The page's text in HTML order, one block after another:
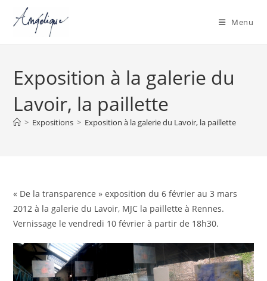
content
Menu
Exposition à la galerie du
Lavoir, la paillette
> Expositions > Exposition à la galerie du Lavoir, la paillette
« De la transparence » exposition du 6 février au 3 mars
2012 à la galerie du Lavoir, MJC la paillette à Rennes.
Vernissage le vendredi 10 février à partir de 18h30.